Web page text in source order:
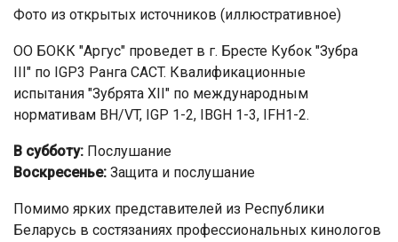
Фото из открытых источников (иллюстративное)
ОО БОКК "Аргус" проведет в г. Бресте Кубок "Зубра
III" по IGP3 Ранга CACT. Квалификационные
испытания "Зубрята ХII" по международным
нормативам BH/VT, IGP 1-2, IBGH 1-3, IFH1-2.
В субботу: Послушание
Воскресенье: Защита и послушание
Помимо ярких представителей из Республики
Беларусь в состязаниях профессиональных кинологов